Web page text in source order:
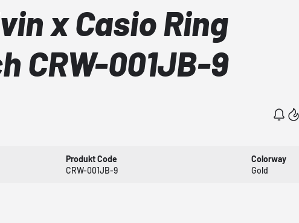
x Casio Ring
CRW-001JB-9
Produkt Code
CRW-001JB-9
Colorway
Gold